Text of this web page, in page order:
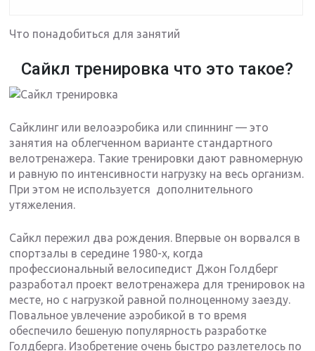
Что понадобиться для занятий
Сайкл тренировка что это такое?
Сайклинг или велоаэробика или спиннинг — это
занятия на облегченном варианте стандартного
велотренажера. Такие тренировки дают равномерную
и равную по интенсивности нагрузку на весь организм.
При этом не используется дополнительного
утяжеления.
Сайкл пережил два рождения. Впервые он ворвался в
спортзалы в середине 1980-х, когда
профессиональный велосипедист Джон Голдберг
разработал проект велотренажера для тренировок на
месте, но с нагрузкой равной полноценному заезду.
Повальное увлечение аэробикой в то время
обеспечило бешеную популярность разработке
Голдберга. Изобретение очень быстро разлетелось по